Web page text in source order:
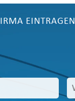
EINTRAGEN